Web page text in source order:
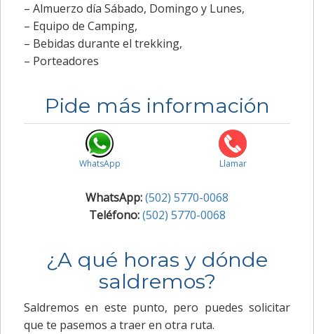
– Almuerzo día Sábado, Domingo y Lunes,
– Equipo de Camping,
– Bebidas durante el trekking,
– Porteadores
Pide más información
WhatsApp Llamar
WhatsApp:(502) 5770-0068
Teléfono: (502) 5770-0068
¿A qué horas y dónde
saldremos?
Saldremos en este punto, pero puedes solicitar
que te pasemos a traer en otra ruta.